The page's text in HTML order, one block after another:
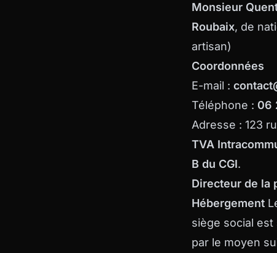
Monsieur
Roubaix, de
artisan)
Coordonnées
E-mail :
Téléphone : 06
Adresse : 123
TVA
B du CGI.
Directeur de la
Hébergement
siège social est
par le moyen